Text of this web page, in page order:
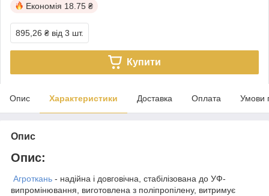
Економія 18.75 ₴
895,26 ₴ від 3 шт.
Купити
Опис Характеристики Доставка Оплата Умови
Опис
Опис:
Агроткань - надійна і довговічна, стабілізована до УФ-
випромінювання, виготовлена з поліпропілену, витримує